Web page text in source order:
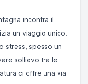
incontra il
un viaggio unico.
stress, spesso un
sollievo tra le
ci offre una via